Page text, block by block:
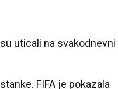
uticali na svakodnevni
FIFA je pokazala